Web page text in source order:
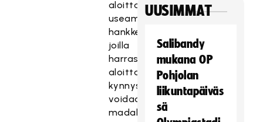
aloittaneet
useampia
hankkeita,
joilla
harrastamisen
aloittamisen
kynnystä
voidaan
madaltaa
UUSIMMAT
Salibandy
mukana OP
Pohjolan
liikuntapäiväs
sä